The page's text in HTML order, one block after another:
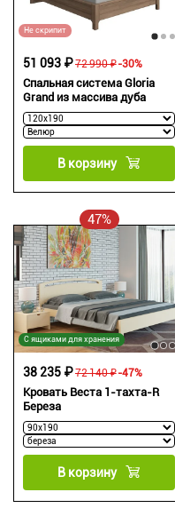
Не скрипит
Спальная система Gloria
Grand из массива дуба
72 990 ₽
51 093 ₽ -30%
В корзину
47%
С ящиками для хранения
Кровать Веста 1-тахта-R
Береза
72 140 ₽
38 235 ₽ -47%
В корзину